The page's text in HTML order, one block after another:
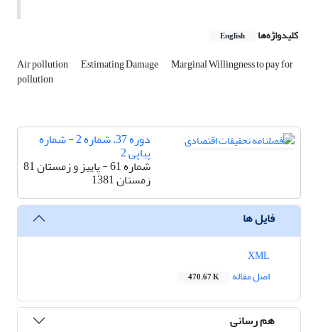
کلیدواژه‌ها English
Air pollution Estimating Damage Marginal Willingness to pay for
pollution
دوره 37، شماره 2 - شماره
پیاپی 2
شماره 61 - پاییز و زمستان 81
زمستان 1381
فایل ها
اصل مقاله
470.67 K
هم رسانی